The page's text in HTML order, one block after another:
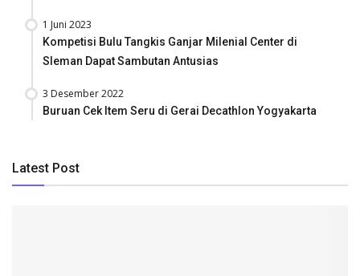
1 Juni 2023
Kompetisi Bulu Tangkis Ganjar Milenial Center di
Sleman Dapat Sambutan Antusias
3 Desember 2022
Buruan Cek Item Seru di Gerai Decathlon Yogyakarta
Latest Post